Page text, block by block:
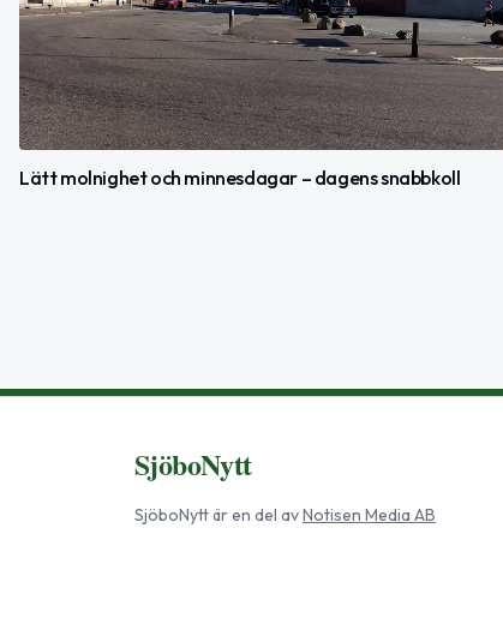
Lätt molnighet och minnesdagar – dagens snabbkoll
SjöboNytt
SjöboNyttär en del avNotisen Media AB